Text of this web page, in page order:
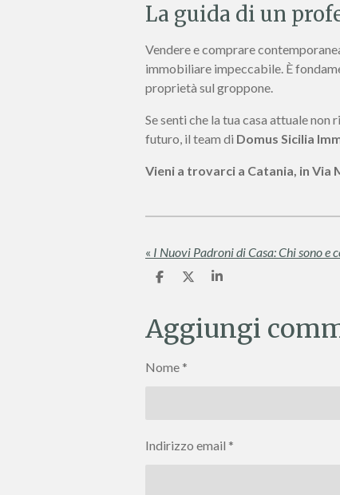
La guida di un
Vendere e comprare
immobiliare impeccabile. È
proprietà sul groppone.
Se senti che la tua casa attuale
futuro, il team di Domus Sicilia
Vieni a trovarci a Catania, in Via
«
C
i
d
C
i
v
C
Aggiungi
Nome *
Indirizzo email *